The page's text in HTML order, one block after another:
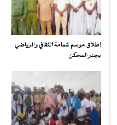
إطلاق موسم شمامة الثقافي والرياضي
بجدر المحكن